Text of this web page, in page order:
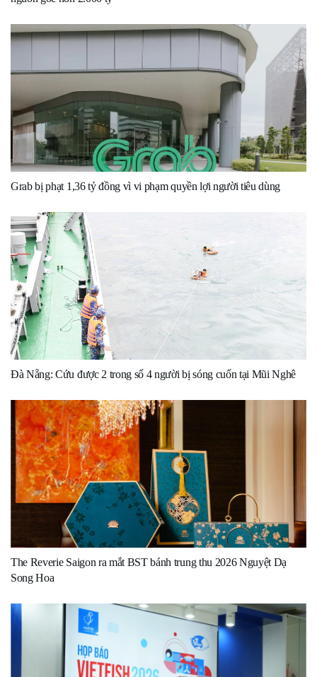
Grab bị phạt 1,36 tỷ đồng vì vi phạm quyền lợi người tiêu dùng
Đà Nẵng: Cứu được 2 trong số 4 người bị sóng cuốn tại Mũi Nghê
The Reverie Saigon ra mắt BST bánh trung thu 2026 Nguyệt Dạ
Song Hoa